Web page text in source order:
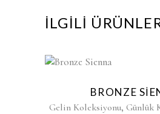
İLGILI
BRONZE
Gelin Koleksiyonu, Günlük